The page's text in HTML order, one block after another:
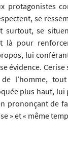
protagonistes
se
surtout, se
là pour
lui
évidence.
de l’homme,
plus haut, lui
prononçant de
» et « même